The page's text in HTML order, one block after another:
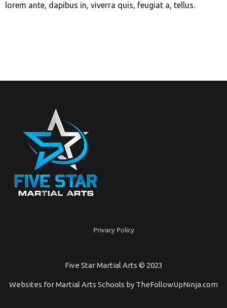
lorem ante, dapibus in, viverra quis, feugiat a, tellus.
Privacy Policy
Five Star Martial Arts © 2023
Websites for Martial Arts Schools by TheFollowUpNinja.com